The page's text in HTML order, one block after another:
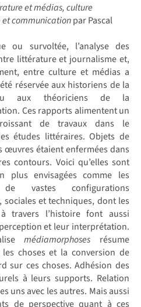
et médias, culture
communicationpar Pascal
ou survoltée, l’analyse des
littérature et journalisme et,
entre culture et médias a
réservée aux historiens de la
aux théoriciens de la
Ces rapports alimentent un
de travaux dans le
études littéraires. Objets de
œuvres étaient enfermées dans
contours. Voici qu’elles sont
plus envisagées comme les
vastes configurations
sociales et techniques, dont les
travers l’histoire font aussi
et leur interprétation.
médiamorphoses résume
les choses et la conversion de
sur ces choses. Adhésion des
à leurs supports. Relation
uns avec les autres. Mais aussi
de perspective quant à ces